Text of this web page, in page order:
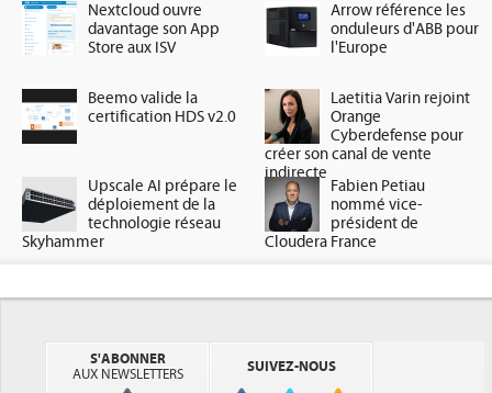
Nextcloud ouvre
davantage son App
Store aux ISV
Arrow référence les
onduleurs d'ABB pour
l'Europe
Beemo valide la
certification HDS v2.0
Laetitia Varin rejoint
Orange
Cyberdefense pour
créer son canal de vente
indirecte
Upscale AI prépare le
déploiement de la
technologie réseau
Skyhammer
Fabien Petiau
nommé vice-
président de
Cloudera France
S'ABONNER
AUX NEWSLETTERS
SUIVEZ-NOUS